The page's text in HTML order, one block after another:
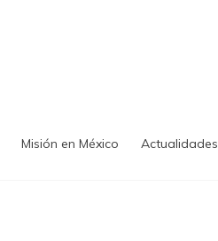
Misión en México Actualidades